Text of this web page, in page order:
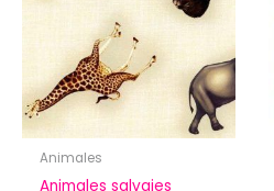
Animales
Animales salvajes